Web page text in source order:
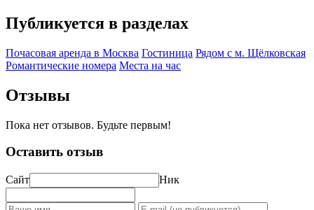
Публикуется в разделах
Почасовая аренда в Москва Гостиница Рядом с м. Щёлковская
Романтические номера Места на час
Отзывы
Пока нет отзывов. Будьте первым!
Оставить отзыв
Сайт Ник